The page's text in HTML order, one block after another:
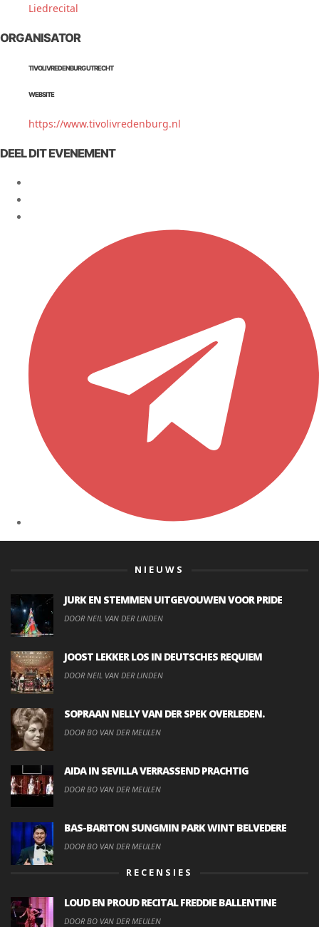
Liedrecital
ORGANISATOR
TIVOLIVREDENBURG UTRECHT
WEBSITE
https://www.tivolivredenburg.nl
DEEL DIT EVENEMENT
NIEUWS
JURK EN STEMMEN UITGEVOUWEN VOOR PRIDE
DOOR NEIL VAN DER LINDEN
JOOST LEKKER LOS IN DEUTSCHES REQUIEM
DOOR NEIL VAN DER LINDEN
SOPRAAN NELLY VAN DER SPEK OVERLEDEN.
DOOR BO VAN DER MEULEN
AIDA IN SEVILLA VERRASSEND PRACHTIG
DOOR BO VAN DER MEULEN
BAS-BARITON SUNGMIN PARK WINT BELVEDERE
DOOR BO VAN DER MEULEN
RECENSIES
LOUD EN PROUD RECITAL FREDDIE BALLENTINE
DOOR BO VAN DER MEULEN